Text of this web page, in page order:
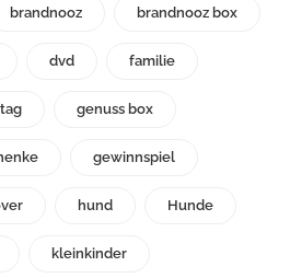
brandnooz brandnooz box
dvd familie
genuss box
gewinnspiel
hund Hunde
kleinkinder